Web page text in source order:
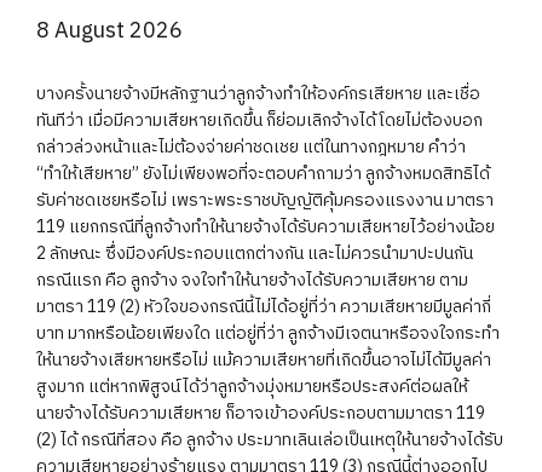
8 August 2026
บางครั้งนายจ้างมีหลักฐานว่าลูกจ้างทำให้องค์กรเสียหาย และเชื่อ
ทันทีว่า เมื่อมีความเสียหายเกิดขึ้น ก็ย่อมเลิกจ้างได้โดยไม่ต้องบอก
กล่าวล่วงหน้าและไม่ต้องจ่ายค่าชดเชย แต่ในทางกฎหมาย คำว่า
“ทำให้เสียหาย” ยังไม่เพียงพอที่จะตอบคำถามว่า ลูกจ้างหมดสิทธิได้
รับค่าชดเชยหรือไม่ เพราะพระราชบัญญัติคุ้มครองแรงงาน มาตรา
119 แยกกรณีที่ลูกจ้างทำให้นายจ้างได้รับความเสียหายไว้อย่างน้อย
2 ลักษณะ ซึ่งมีองค์ประกอบแตกต่างกัน และไม่ควรนำมาปะปนกัน
กรณีแรก คือ ลูกจ้าง จงใจทำให้นายจ้างได้รับความเสียหาย ตาม
มาตรา 119 (2) หัวใจของกรณีนี้ไม่ได้อยู่ที่ว่า ความเสียหายมีมูลค่ากี่
บาท มากหรือน้อยเพียงใด แต่อยู่ที่ว่า ลูกจ้างมีเจตนาหรือจงใจกระทำ
ให้นายจ้างเสียหายหรือไม่ แม้ความเสียหายที่เกิดขึ้นอาจไม่ได้มีมูลค่า
สูงมาก แต่หากพิสูจน์ได้ว่าลูกจ้างมุ่งหมายหรือประสงค์ต่อผลให้
นายจ้างได้รับความเสียหาย ก็อาจเข้าองค์ประกอบตามมาตรา 119
(2) ได้ กรณีที่สอง คือ ลูกจ้าง ประมาทเลินเล่อเป็นเหตุให้นายจ้างได้รับ